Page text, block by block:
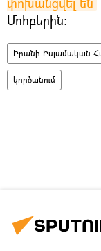
Մոհբերին։
Իրանի Իսլամական
կործանում